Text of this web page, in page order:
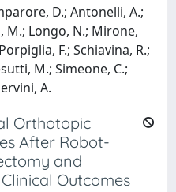
D.; Antonelli, A.;
M.; Longo, N.; Mirone,
F.; Schiavina, R.;
M.; Simeone, C.;
A.
Orthotopic
After Robot-
and
Outcomes